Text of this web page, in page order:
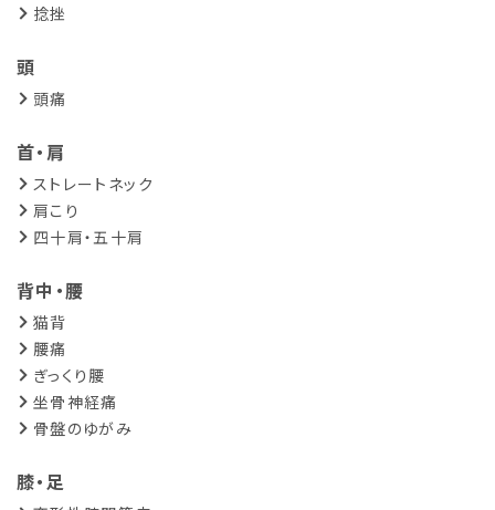
捻挫
頭
頭痛
首・肩
ストレートネック
肩こり
四十肩・五十肩
背中・腰
猫背
腰痛
ぎっくり腰
坐骨神経痛
骨盤のゆがみ
膝・足